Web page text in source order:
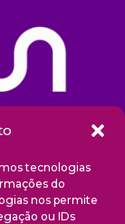
tecnologias
do
nos permite
ou IDs